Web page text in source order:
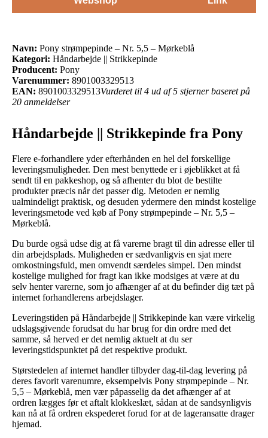
Navn: Pony strømpepinde – Nr. 5,5 – Mørkeblå
Kategori: Håndarbejde || Strikkepinde
Producent: Pony
Varenummer: 8901003329513
EAN: 8901003329513Vurderet til 4 ud af 5 stjerner baseret på
20 anmeldelser
Håndarbejde || Strikkepinde fra Pony
Flere e-forhandlere yder efterhånden en hel del forskellige
leveringsmuligheder. Den mest benyttede er i øjeblikket at få
sendt til en pakkeshop, og så afhenter du blot de bestilte
produkter præcis når det passer dig. Metoden er nemlig
ualmindeligt praktisk, og desuden ydermere den mindst kostelige
leveringsmetode ved køb af Pony strømpepinde – Nr. 5,5 –
Mørkeblå.
Du burde også udse dig at få varerne bragt til din adresse eller til
din arbejdsplads. Muligheden er sædvanligvis en sjat mere
omkostningsfuld, men omvendt særdeles simpel. Den mindst
kostelige mulighed for fragt kan ikke modsiges at være at du
selv henter varerne, som jo afhænger af at du befinder dig tæt på
internet forhandlerens arbejdslager.
Leveringstiden på Håndarbejde || Strikkepinde kan være virkelig
udslagsgivende forudsat du har brug for din ordre med det
samme, så herved er det nemlig aktuelt at du ser
leveringstidspunktet på det respektive produkt.
Størstedelen af internet handler tilbyder dag-til-dag levering på
deres favorit varenumre, eksempelvis Pony strømpepinde – Nr.
5,5 – Mørkeblå, men vær påpasselig da det afhænger af at
ordren lægges før et aftalt klokkeslæt, sådan at de sandsynligvis
kan nå at få ordren ekspederet forud for at de lageransatte drager
hjemad.